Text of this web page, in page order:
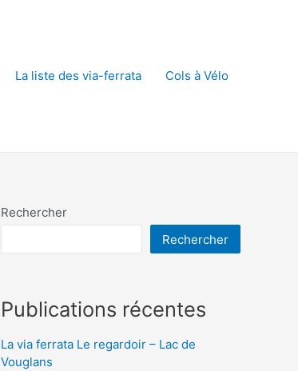
La liste des via-ferrata Cols à Vélo
Rechercher
Rechercher
Publications récentes
La via ferrata Le regardoir – Lac de
Vouglans